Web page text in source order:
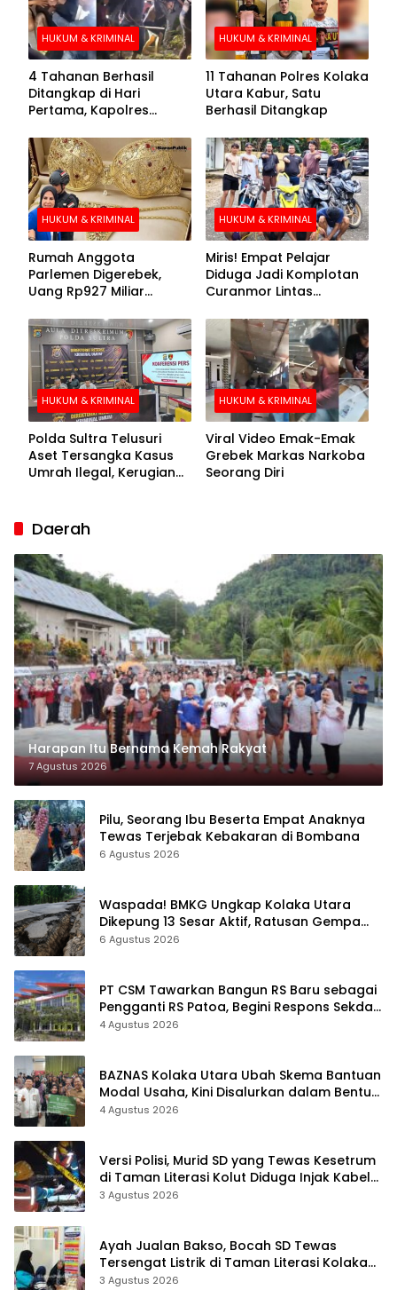
HUKUM & KRIMINAL
4 Tahanan Berhasil
Ditangkap di Hari
Pertama, Kapolres
Buronan Segera
Menyerahkan Diri
HUKUM & KRIMINAL
11 Tahanan Polres Kolaka
Utara Kabur, Satu
Berhasil Ditangkap
HUKUM & KRIMINAL
Rumah Anggota
Parlemen Digerebek,
Uang Rp927 Miliar
HUKUM & KRIMINAL
Miris! Empat Pelajar
Diduga Jadi Komplotan
Curanmor Lintas
HUKUM & KRIMINAL
Polda Sultra Telusuri
Aset Tersangka Kasus
Umrah Ilegal, Kerugian
HUKUM & KRIMINAL
Viral Video Emak-Emak
Grebek Markas Narkoba
Seorang Diri
Daerah
Harapan Itu Bernama Kemah Rakyat
7 Agustus 2026
Pilu, Seorang Ibu Beserta Empat Anaknya
Tewas Terjebak Kebakaran di Bombana
6 Agustus 2026
Waspada! BMKG Ungkap Kolaka Utara
Dikepung 13 Sesar Aktif, Ratusan Gempa
Sudah Terekam
6 Agustus 2026
PT CSM Tawarkan Bangun RS Baru sebagai
Pengganti RS Patoa, Begini Respons Sekda
Kolut
4 Agustus 2026
BAZNAS Kolaka Utara Ubah Skema Bantuan
Modal Usaha, Kini Disalurkan dalam Bentuk
Barang Senilai Rp419,5 Juta
4 Agustus 2026
Versi Polisi, Murid SD yang Tewas Kesetrum
di Taman Literasi Kolut Diduga Injak Kabel
Beraliran Listrik
3 Agustus 2026
Ayah Jualan Bakso, Bocah SD Tewas
Tersengat Listrik di Taman Literasi Kolaka
Utara
3 Agustus 2026